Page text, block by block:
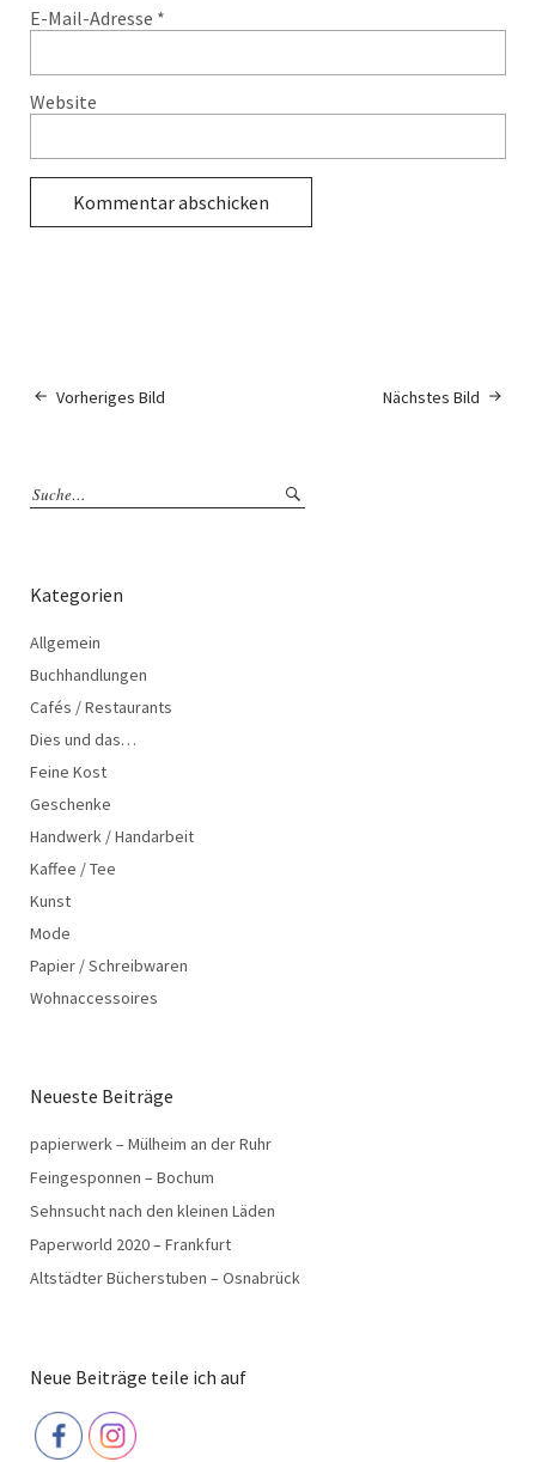
E-Mail-Adresse *
Website
Nächstes Bild
Vorheriges Bild
Kategorien
Allgemein
Buchhandlungen
Cafés / Restaurants
Dies und das…
Feine Kost
Geschenke
Handwerk / Handarbeit
Kaffee / Tee
Kunst
Mode
Papier / Schreibwaren
Wohnaccessoires
Neueste Beiträge
papierwerk – Mülheim an der Ruhr
Feingesponnen – Bochum
Sehnsucht nach den kleinen Läden
Paperworld 2020 – Frankfurt
Altstädter Bücherstuben – Osnabrück
Neue Beiträge teile ich auf